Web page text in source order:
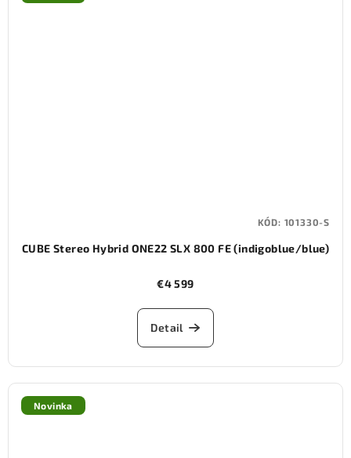
CUBE Stereo Hybrid ONE22 SLX 800 FE (indigoblue/blue)
€4 599
Detail
KÓD: 101330-S
Novinka